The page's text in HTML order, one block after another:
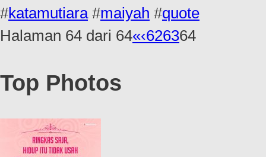
#katamutiara#maiyah #quote
Halaman 64 dari 64«‹626364
Top Photos